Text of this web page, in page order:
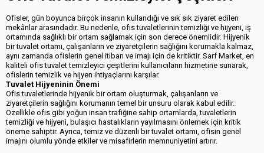
Ofisler, gün boyunca birçok insanın kullandığı ve sık sık ziyaret edilen
mekânlar arasındadır. Bu nedenle, ofis tuvaletlerinin temizliği ve hijyeni, iş
ortamında sağlıklı bir ortam sağlamak için son derece önemlidir. Hijyenik
bir tuvalet ortamı, çalışanların ve ziyaretçilerin sağlığını korumakla kalmaz,
aynı zamanda ofislerin genel itibarı ve imajı için de kritiktir. Sarf Market, en
kaliteli ofis tuvalet temizleyici çeşitlerini kullanıcıların hizmetine sunarak,
ofislerin temizlik ve hijyen ihtiyaçlarını karşılar.
Tuvalet Hijyeninin Önemi
Ofis tuvaletlerinde hijyenik bir ortam oluşturmak, çalışanların ve
ziyaretçilerin sağlığını korumanın temel bir unsuru olarak kabul edilir.
Özellikle ofis gibi yoğun insan trafiğine sahip ortamlarda, tuvaletlerin
temizliği ve hijyeni, bulaşıcı hastalıkların yayılmasını önlemek için kritik
öneme sahiptir. Ayrıca, temiz ve düzenli bir tuvalet ortamı, ofisin genel
imajını olumlu yönde etkiler ve misafirlerin memnuniyetini artırır.